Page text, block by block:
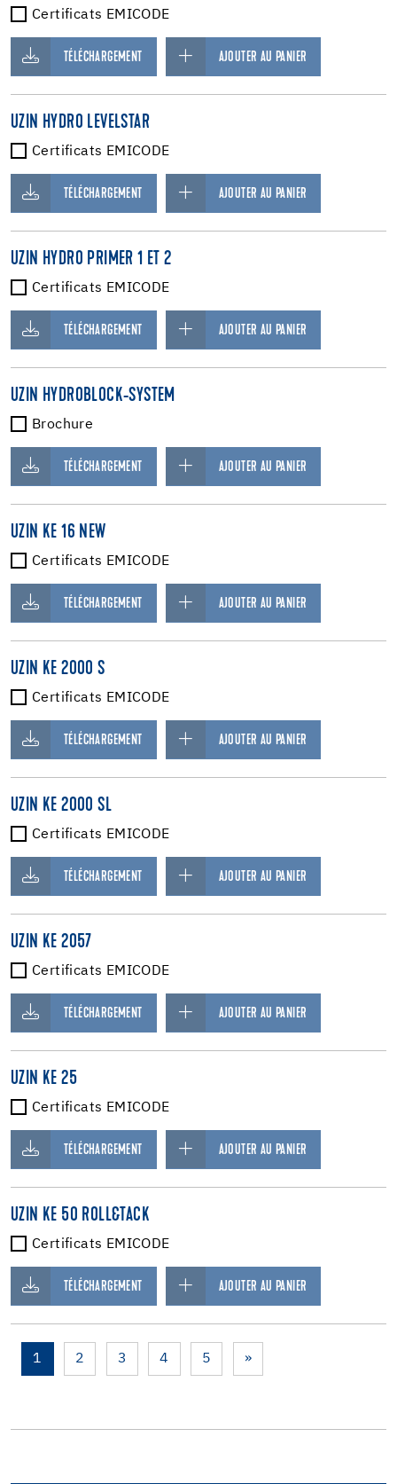
Certificats EMICODE
TÉLÉCHARGEMENT AJOUTER AU PANIER
UZIN HYDRO LEVELSTAR
Certificats EMICODE
TÉLÉCHARGEMENT AJOUTER AU PANIER
UZIN HYDRO PRIMER 1 ET 2
Certificats EMICODE
TÉLÉCHARGEMENT AJOUTER AU PANIER
UZIN HYDROBLOCK-SYSTEM
Brochure
TÉLÉCHARGEMENT AJOUTER AU PANIER
UZIN KE 16 NEW
Certificats EMICODE
TÉLÉCHARGEMENT AJOUTER AU PANIER
UZIN KE 2000 S
Certificats EMICODE
TÉLÉCHARGEMENT AJOUTER AU PANIER
UZIN KE 2000 SL
Certificats EMICODE
TÉLÉCHARGEMENT AJOUTER AU PANIER
UZIN KE 2057
Certificats EMICODE
TÉLÉCHARGEMENT AJOUTER AU PANIER
UZIN KE 25
Certificats EMICODE
TÉLÉCHARGEMENT AJOUTER AU PANIER
UZIN KE 50 ROLL&TACK
Certificats EMICODE
TÉLÉCHARGEMENT AJOUTER AU PANIER
1 2 3 4 5 »